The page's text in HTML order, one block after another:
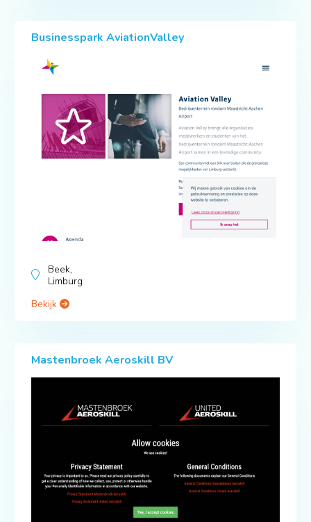
Businesspark AviationValley
Beek,
Limburg
Bekijk
Mastenbroek Aeroskill BV